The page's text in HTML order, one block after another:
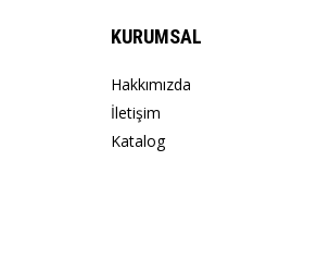
KURUMSAL
Hakkımızda
İletişim
Katalog